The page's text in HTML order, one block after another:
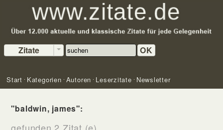
Zitate OK
Start Kategorien Autoren Leserzitate Newsletter
"baldwin, james":
gefunden 2 Zitat (e)